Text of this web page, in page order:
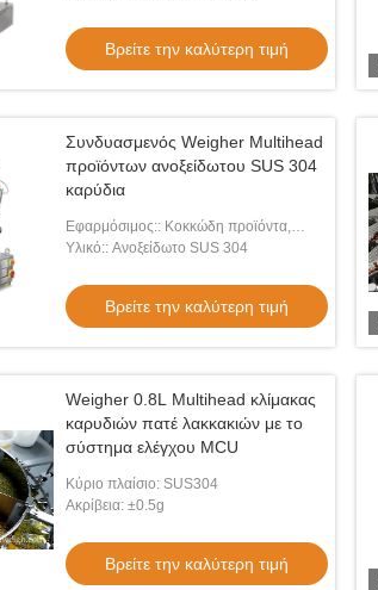
Βρείτε την καλύτερη τιμή
Συνδυασμενός Weigher Multihead
προϊόντων ανοξείδωτου SUS 304
καρύδια
Εφαρμόσιμος:: Κοκκώδη προϊόντα,
όπως οι σπόροι πεπονιών
Υλικό:: Ανοξείδωτο SUS 304
Βρείτε την καλύτερη τιμή
Weigher 0.8L Multihead κλίμακας
καρυδιών πατέ λακκακιών με το
σύστημα ελέγχου MCU
Κύριο πλαίσιο: SUS304
Ακρίβεια: ±0.5g
Βρείτε την καλύτερη τιμή